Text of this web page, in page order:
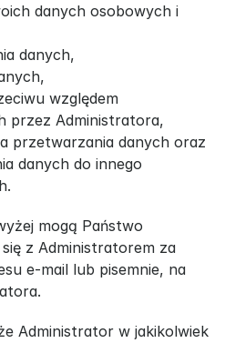
danych osobowych i
danych,
względem
przez Administratora,
przetwarzania danych oraz
danych do innego
mogą Państwo
z Administratorem za
e-mail lub pisemnie, na
Administrator w jakikolwiek